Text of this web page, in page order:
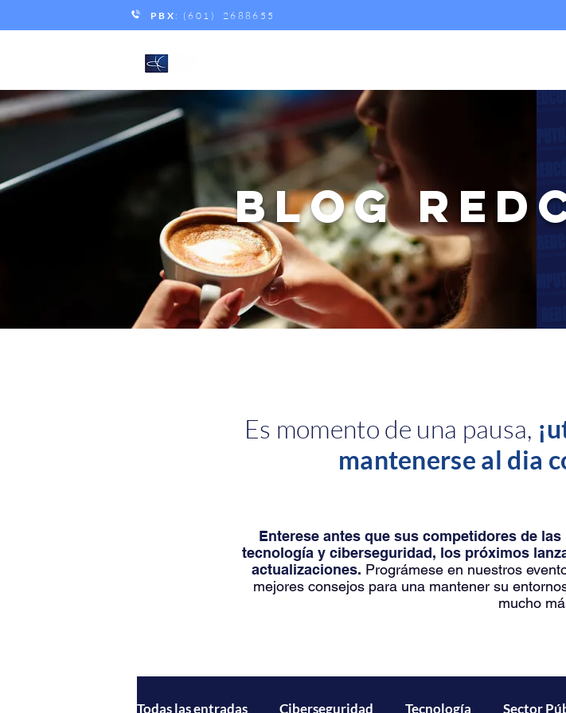
PBX : (601) 2688655
BLOG
Es momento de una pausa,
mantenerse al dia
Enterese antes que sus competidores de
tecnología y ciberseguridad, los próximos
actualizaciones. Prográmese en nuestros
mejores consejos para una mantener su
mucho
Todas las entradas Ciberseguridad Tecnología Sector